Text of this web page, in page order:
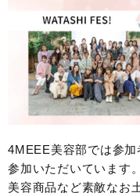
4MEEE美容部では参
参加いただいています。
美容商品など素敵なお